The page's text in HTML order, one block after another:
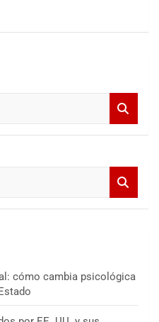
cómo cambia psicológica